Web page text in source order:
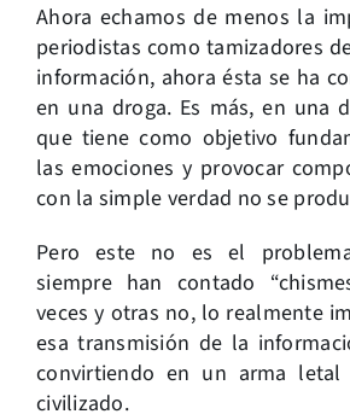
Ahora echamos de menos la
periodistas como tamizadores
información, ahora ésta se ha
en una droga. Es más, en una
que tiene como objetivo
las emociones y provocar
con la simple verdad no se
Pero este no es el
siempre han contado
veces y otras no, lo realmente
esa transmisión de la
convirtiendo en un arma
civilizado.